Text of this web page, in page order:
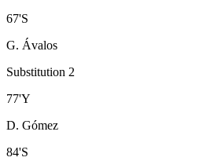
67'S
G. Ávalos
Substitution 2
77'Y
D. Gómez
84'S